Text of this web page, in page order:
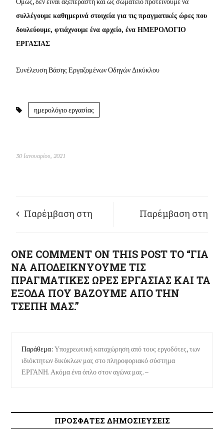
συλλέγουμε καθημερινά στοιχεία για τις πραγματικές ώρες που
δουλεύουμε, φτιάχνουμε ένα αρχείο, ένα ΗΜΕΡΟΛΟΓΙΟ
ΕΡΓΑΣΙΑΣ
Συνέλευση Βάσης Εργαζομένων Οδηγών Δικύκλου
ημερολόγιο εργασίας
30 Ιανουαρίου, 2021
Παρέμβαση στη
στα Γλυκά Νερά
Παρέμβαση στη
στα Πετράλωνα
ONE COMMENT ON THIS POST TO “ΓΙΑ
ΝΑ ΑΠΟΔΕΙΚΝΥΟΥΜΕ ΤΙΣ
ΠΡΑΓΜΑΤΙΚΕΣ ΩΡΕΣ ΕΡΓΑΣΙΑΣ ΚΑΙ ΤΑ
ΕΞΟΔΑ ΠΟΥ ΒΑΖΟΥΜΕ ΑΠΟ ΤΗΝ
ΤΣΕΠΗ ΜΑΣ.”
Παράθεμα:Υποχρεωτική καταχώρηση από τους εργοδότες, των
ιδιόκτητων δικύκλων μας στο πληροφοριακό σύστημα
ΕΡΓΑΝΗ. Ακόμα ένα όπλο στον αγώνα μας. –
ΠΡΟΣΦΑΤΕΣ ΔΗΜΟΣΙΕΥΣΕΙΣ